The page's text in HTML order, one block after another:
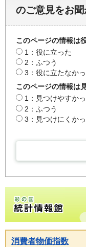
のご意見をお
このページの情報は
1：役に立った
2：ふつう
3：役に立たなか
このページの情報は
1：見つけやすか
2：ふつう
3：見つけにくか
彩の
消費者物価指数